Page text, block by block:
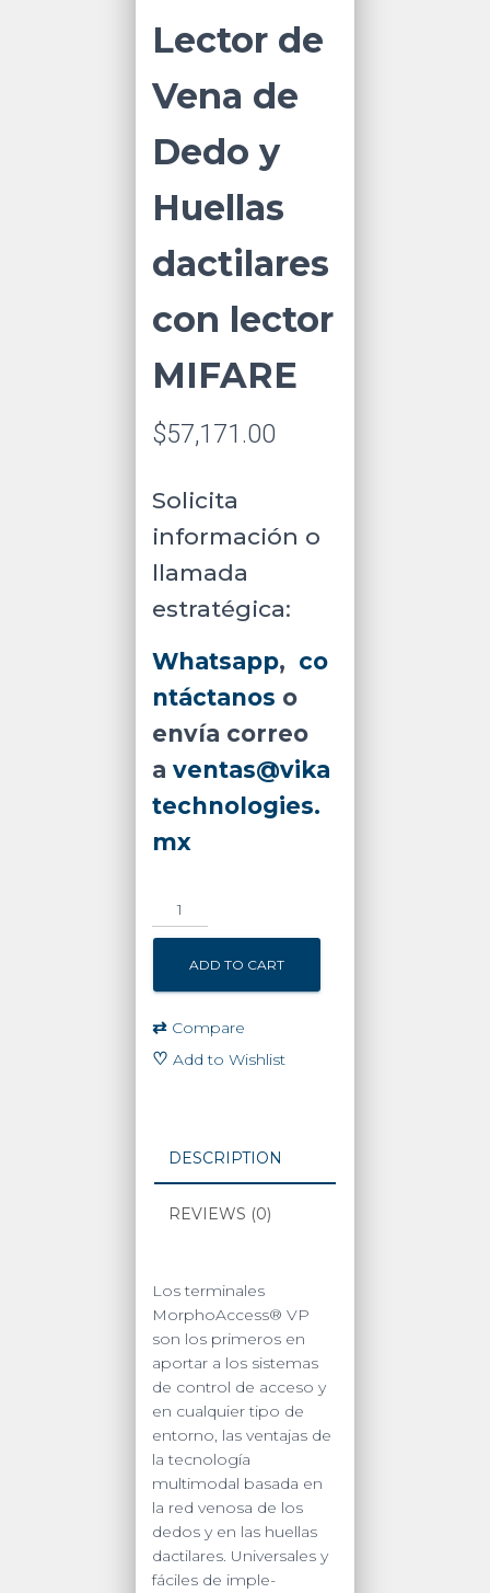
Lector de
Vena de
Dedo y
Huellas
dactilares
con lector
MIFARE
$57,171.00
Solicita
información o
llamada
estratégica:
Whatsapp, co
ntáctanos o
envía correo
a ventas@vika
technologies.
mx
Lector
de
Dedo
y
Huellas
quantity
ADD TO CART
⇄ Compare
♡ Add to Wishlist
DESCRIPTION
REVIEWS (0)
Los terminales
MorphoAccess® VP
son los primeros en
aportar a los sistemas
de control de acceso y
en cualquier tipo de
entorno, las ventajas de
la tecnología
multimodal basada en
la red venosa de los
dedos y en las huellas
dactilares. Universales y
fáciles de imple-